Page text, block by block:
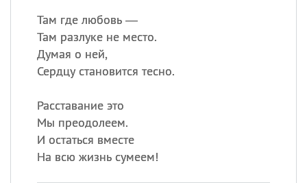
Там где любовь —
Там разлуке не место.
Думая о ней,
Сердцу становится тесно.
Расставание это
Мы преодолеем.
И остаться вместе
На всю жизнь сумеем!